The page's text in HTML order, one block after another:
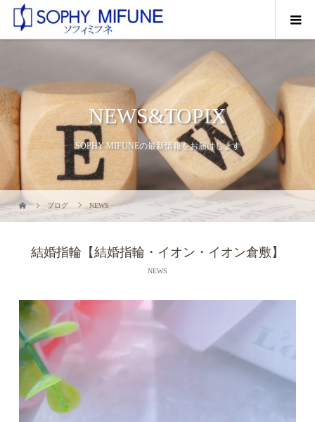
NEWS&TOPIX
SOPHY MIFUNEの最新情報をお届けします
ブログ NEWS
結婚指輪【結婚指輪・イオン・イオン倉敷】
NEWS